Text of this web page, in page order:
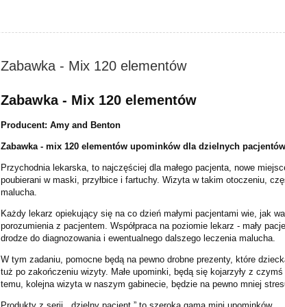
Zabawka - Mix 120 elementów
Zabawka - Mix 120 elementów
Producent: Amy and Benton
Zabawka - mix 120 elementów upominków dla dzielnych
Przychodnia lekarska, to najczęściej dla małego pacjenta, nowe
poubierani w maski, przyłbice i fartuchy. Wizyta w takim otoczeniu,
malucha.
Każdy lekarz opiekujący się na co dzień małymi pacjentami wie, jak
porozumienia z pacjentem. Współpraca na poziomie lekarz - mały
drodze do diagnozowania i ewentualnego dalszego leczenia malucha.
W tym zadaniu, pomocne będą na pewno drobne prezenty, które
tuż po zakończeniu wizyty. Małe upominki, będą się kojarzyły z
temu, kolejna wizyta w naszym gabinecie, będzie na pewno mniej